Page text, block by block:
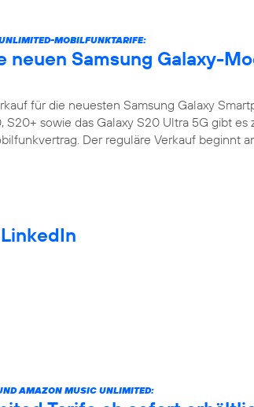
MOBILFUNKTARIFE:
neuen Samsung Galaxy-
für die neuesten Samsung Galaxy
S20+ sowie das Galaxy S20 Ultra 5G gibt es
Der reguläre Verkauf beginnt
AMAZON MUSIC UNLIMITED: